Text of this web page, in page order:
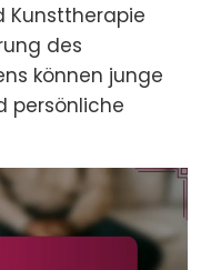
Kunsttherapie
des
können junge
persönliche